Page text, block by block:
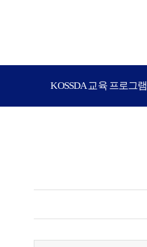
KOSSDA 교육 프로그램